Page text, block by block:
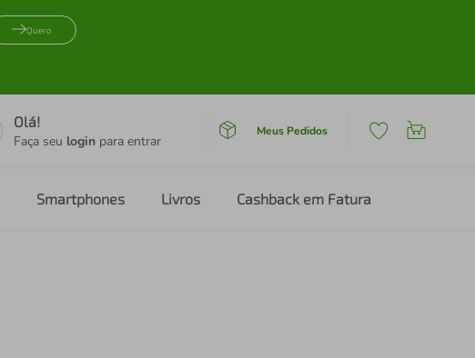
Quero
Olá!
Faça seu login para entrar
Meus Pedidos
Smartphones Livros Cashback em Fatura